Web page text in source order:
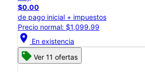
$0.00
de pago inicial + impuestos
Precio normal: $1,099.99
location_on En existencia
Ver 11 ofertas